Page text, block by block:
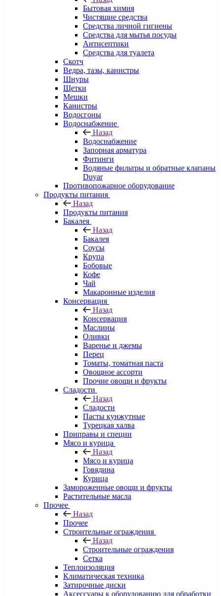
Бытовая химия
Чистящие средства
Средства личной гигиены
Средства для мытья посуды
Антисептики
Средства для туалета
Скотч
Ведра, тазы, канистры
Шнуры
Щетки
Мешки
Канистры
Водосгоны
Водоснабжение
Назад
Водоснабжение
Запорная арматура
Фитинги
Водяные фильтры и обратные клапаны
Duyar
Противопожарное оборудование
Продукты питания
Назад
Продукты питания
Бакалея
Назад
Бакалея
Соусы
Крупа
Бобовые
Кофе
Чай
Макаронные изделия
Консервация
Назад
Консервация
Маслины
Оливки
Варенье и джемы
Перец
Томаты, томатная паста
Овощное ассорти
Прочие овощи и фрукты
Сладости
Назад
Сладости
Пасты кунжутные
Турецкая халва
Приправы и специи
Мясо и курица
Назад
Мясо и курица
Говядина
Курица
Замороженные овощи и фрукты
Растительные масла
Прочее
Назад
Прочее
Строительные ограждения
Назад
Строительные ограждения
Сетка
Теплоизоляция
Климатическая техника
Затирочные диски
Аксессуары к оборудованию для обработки